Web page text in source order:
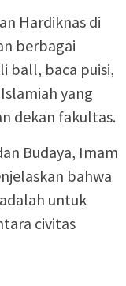
Hardiknas di
berbagai
ball, baca puisi,
yang
dekan fakultas.
Budaya, Imam
bahwa
untuk
civitas